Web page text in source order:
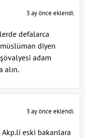
3 ay önce eklendi.
defalarca
diyen
adam
alın.
3 ay önce eklendi.
Akp.li eski bakanlara